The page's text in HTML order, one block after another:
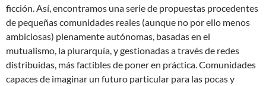
ficción. Así, encontramos una serie de propuestas procedentes
de pequeñas comunidades reales (aunque no por ello menos
ambiciosas) plenamente autónomas, basadas en el
mutualismo, la plurarquía, y gestionadas a través de redes
distribuidas, más factibles de poner en práctica. Comunidades
capaces de imaginar un futuro particular para las pocas y